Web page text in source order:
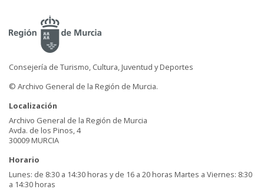
Consejería de Turismo, Cultura, Juventud y Deportes
© Archivo General de la Región de Murcia.
Localización
Archivo General de la Región de Murcia
Avda. de los Pinos, 4
30009 MURCIA
Horario
Lunes: de 8:30 a 14:30 horas y de 16 a 20 horas Martes a Viernes: 8:30
a 14:30 horas